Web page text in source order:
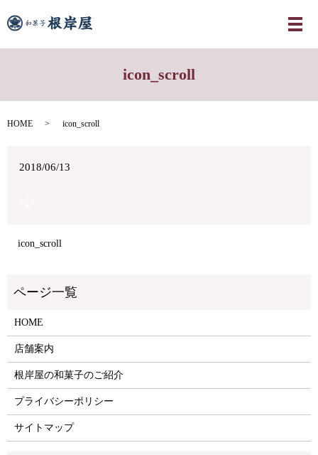
メ
icon_scroll
HOME icon_scroll
2018/06/13
icon_scroll
HOME
店舗案内
根岸屋の和菓子のご紹介
プライバシーポリシー
サイトマップ